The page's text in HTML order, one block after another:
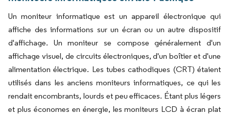
Un moniteur informatique est un appareil électronique qui
affiche des informations sur un écran ou un autre dispositif
d'affichage. Un moniteur se compose généralement d'un
affichage visuel, de circuits électroniques, d'un boîtier et d'une
alimentation électrique. Les tubes cathodiques (CRT) étaient
utilisés dans les anciens moniteurs informatiques, ce qui les
rendait encombrants, lourds et peu efficaces. Étant plus légers
et plus économes en énergie, les moniteurs LCD à écran plat